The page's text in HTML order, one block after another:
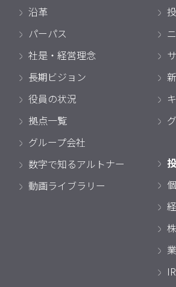
沿革
パーパス
社是・経営理念
長期ビジョン
役員の状況
拠点一覧
グループ会社
数字で知るアルトナー
動画ライブラリー